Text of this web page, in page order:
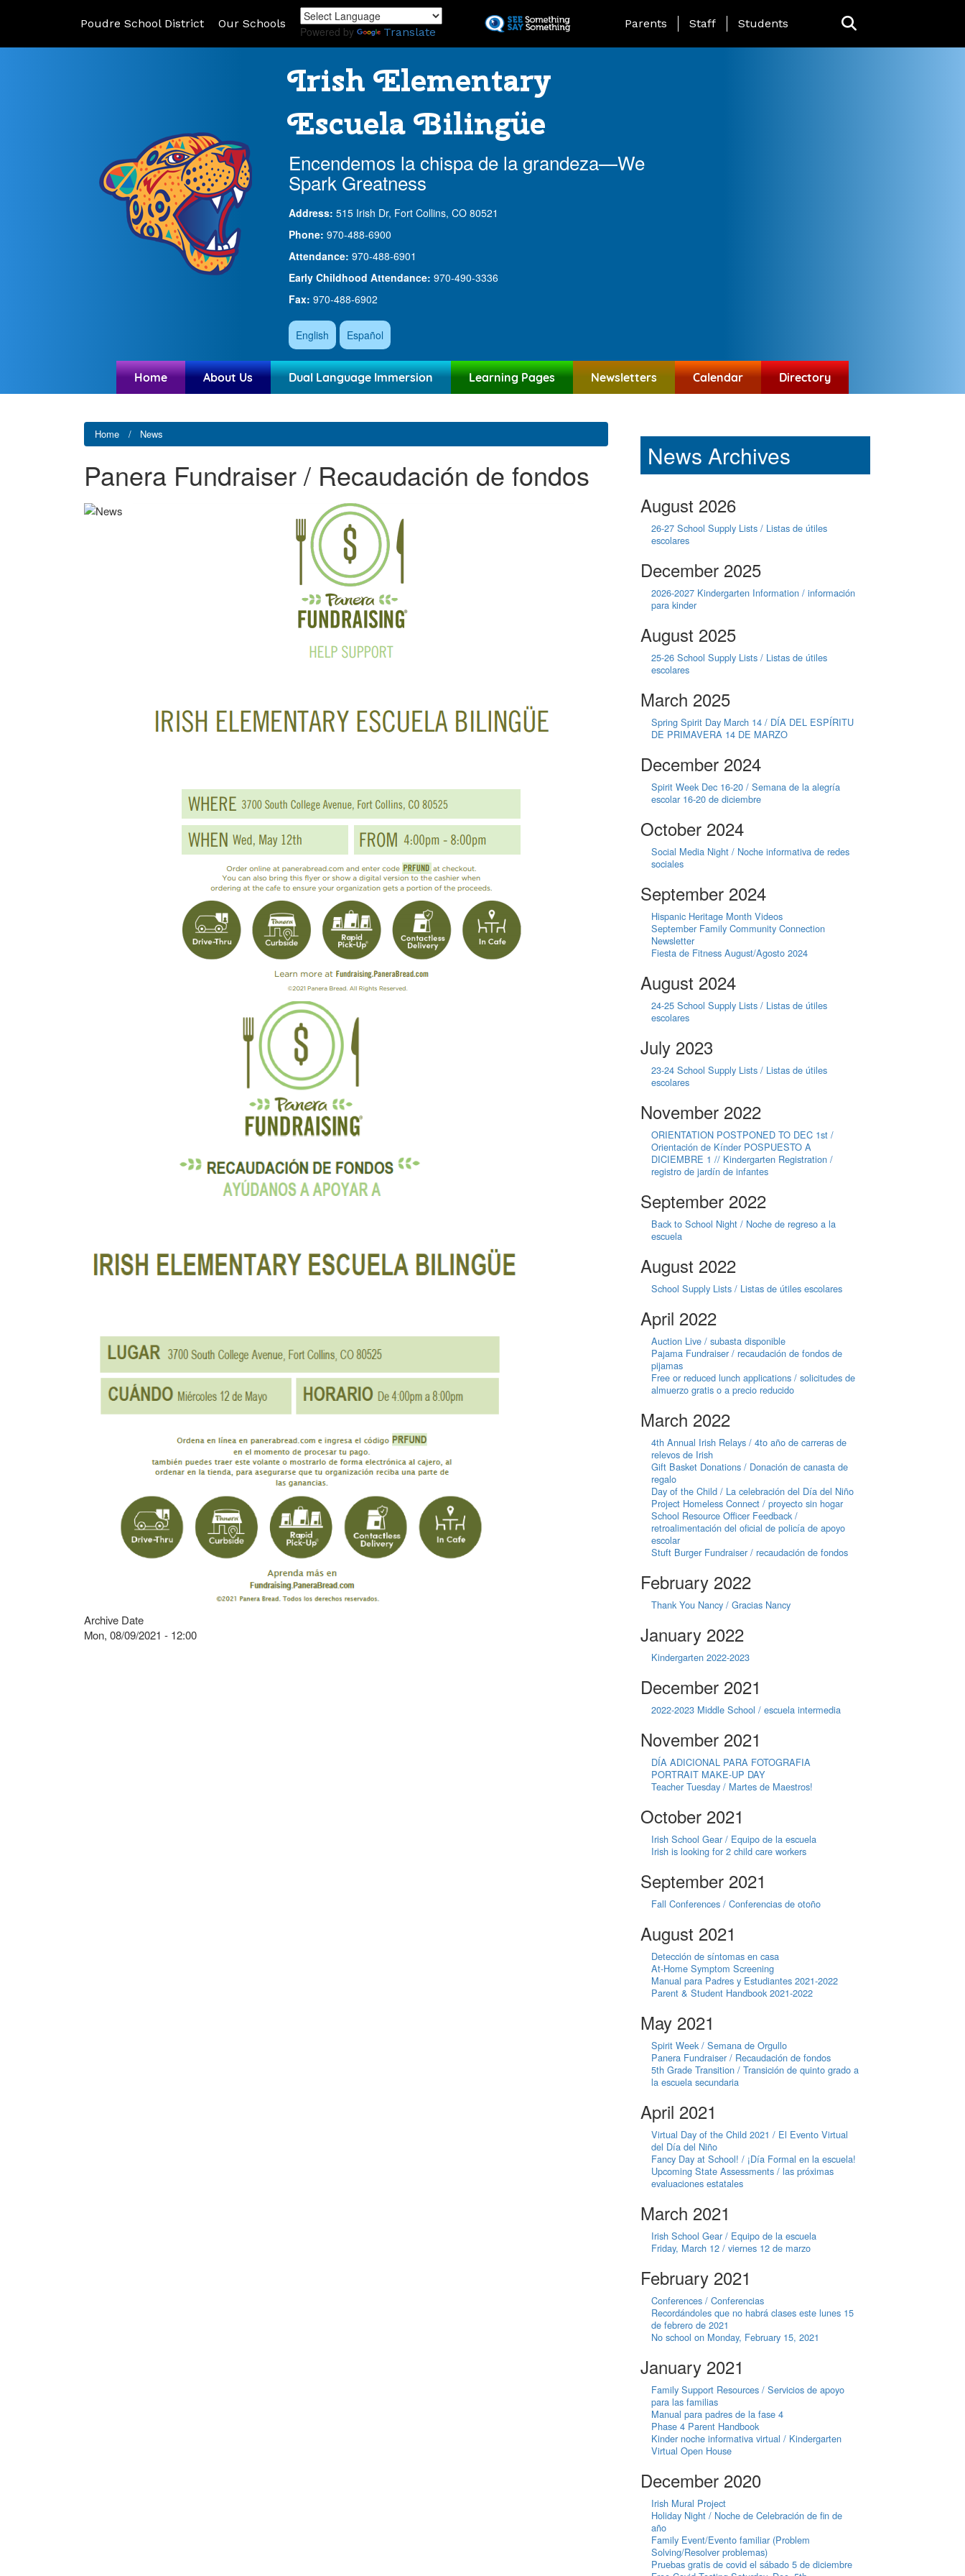
to
Poudre School District Our Schools
Powered by Translate
Landing Page Menu
Parents Staff Students
Irish Elementary
Escuela Bilingüe
Encendemos la chispa de la grandeza—We
Spark Greatness
Address: 515 Irish Dr, Fort Collins, CO 80521
Phone: 970-488-6900
Attendance: 970-488-6901
Early Childhood Attendance: 970-490-3336
Fax: 970-488-6902
English Español
Home About Us Dual Language Immersion Learning Pages Newsletters Calendar Directory
Home News
Panera Fundraiser / Recaudación de fondos
Archive Date
Mon, 08/09/2021 - 12:00
News Archives
August 2026
26-27 School Supply Lists / Listas de útiles
escolares
December 2025
2026-2027 Kindergarten Information / información
para kinder
August 2025
25-26 School Supply Lists / Listas de útiles
escolares
March 2025
Spring Spirit Day March 14 / DÍA DEL ESPÍRITU
DE PRIMAVERA 14 DE MARZO
December 2024
Spirit Week Dec 16-20 / Semana de la alegría
escolar 16-20 de diciembre
October 2024
Social Media Night / Noche informativa de redes
sociales
September 2024
Hispanic Heritage Month Videos
September Family Community Connection
Newsletter
Fiesta de Fitness August/Agosto 2024
August 2024
24-25 School Supply Lists / Listas de útiles
escolares
July 2023
23-24 School Supply Lists / Listas de útiles
escolares
November 2022
ORIENTATION POSTPONED TO DEC 1st /
Orientación de Kínder POSPUESTO A
DICIEMBRE 1 // Kindergarten Registration /
registro de jardín de infantes
September 2022
Back to School Night / Noche de regreso a la
escuela
August 2022
School Supply Lists / Listas de útiles escolares
April 2022
Auction Live / subasta disponible
Pajama Fundraiser / recaudación de fondos de
pijamas
Free or reduced lunch applications / solicitudes de
almuerzo gratis o a precio reducido
March 2022
4th Annual Irish Relays / 4to año de carreras de
relevos de Irish
Gift Basket Donations / Donación de canasta de
regalo
Day of the Child / La celebración del Día del Niño
Project Homeless Connect / proyecto sin hogar
School Resource Officer Feedback /
retroalimentación del oficial de policía de apoyo
escolar
Stuft Burger Fundraiser / recaudación de fondos
February 2022
Thank You Nancy / Gracias Nancy
January 2022
Kindergarten 2022-2023
December 2021
2022-2023 Middle School / escuela intermedia
November 2021
DÍA ADICIONAL PARA FOTOGRAFIA
PORTRAIT MAKE-UP DAY
Teacher Tuesday / Martes de Maestros!
October 2021
Irish School Gear / Equipo de la escuela
Irish is looking for 2 child care workers
September 2021
Fall Conferences / Conferencias de otoño
August 2021
Detección de síntomas en casa
At-Home Symptom Screening
Manual para Padres y Estudiantes 2021-2022
Parent & Student Handbook 2021-2022
May 2021
Spirit Week / Semana de Orgullo
Panera Fundraiser / Recaudación de fondos
5th Grade Transition / Transición de quinto grado a
la escuela secundaria
April 2021
Virtual Day of the Child 2021 / El Evento Virtual
del Día del Niño
Fancy Day at School! / ¡Día Formal en la escuela!
Upcoming State Assessments / las próximas
evaluaciones estatales
March 2021
Irish School Gear / Equipo de la escuela
Friday, March 12 / viernes 12 de marzo
February 2021
Conferences / Conferencias
Recordándoles que no habrá clases este lunes 15
de febrero de 2021
No school on Monday, February 15, 2021
January 2021
Family Support Resources / Servicios de apoyo
para las familias
Manual para padres de la fase 4
Phase 4 Parent Handbook
Kinder noche informativa virtual / Kindergarten
Virtual Open House
December 2020
Irish Mural Project
Holiday Night / Noche de Celebración de fin de
año
Family Event/Evento familiar (Problem
Solving/Resolver problemas)
Pruebas gratis de covid el sábado 5 de diciembre